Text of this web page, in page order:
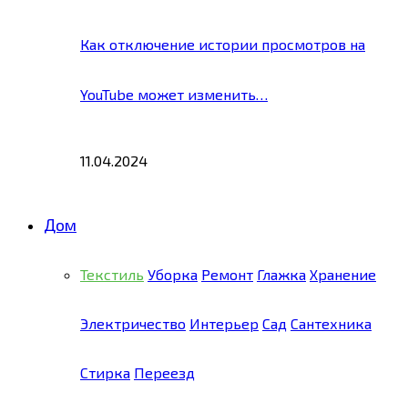
Как отключение истории просмотров на
YouTube может изменить…
11.04.2024
Дом
Текстиль Уборка Ремонт Глажка Хранение
Электричество Интерьер Сад Сантехника
Стирка Переезд